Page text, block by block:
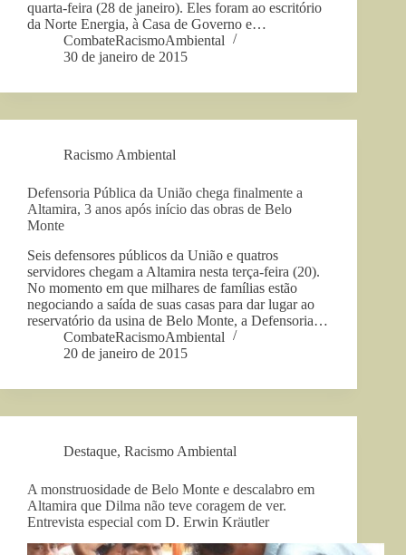
quarta-feira (28 de janeiro). Eles foram ao escritório
da Norte Energia, à Casa de Governo e…
CombateRacismoAmbiental
30 de janeiro de 2015
Racismo Ambiental
Defensoria Pública da União chega finalmente a
Altamira, 3 anos após início das obras de Belo
Monte
Seis defensores públicos da União e quatros
servidores chegam a Altamira nesta terça-feira (20).
No momento em que milhares de famílias estão
negociando a saída de suas casas para dar lugar ao
reservatório da usina de Belo Monte, a Defensoria…
CombateRacismoAmbiental
20 de janeiro de 2015
Destaque, Racismo Ambiental
A monstruosidade de Belo Monte e descalabro em
Altamira que Dilma não teve coragem de ver.
Entrevista especial com D. Erwin Kräutler